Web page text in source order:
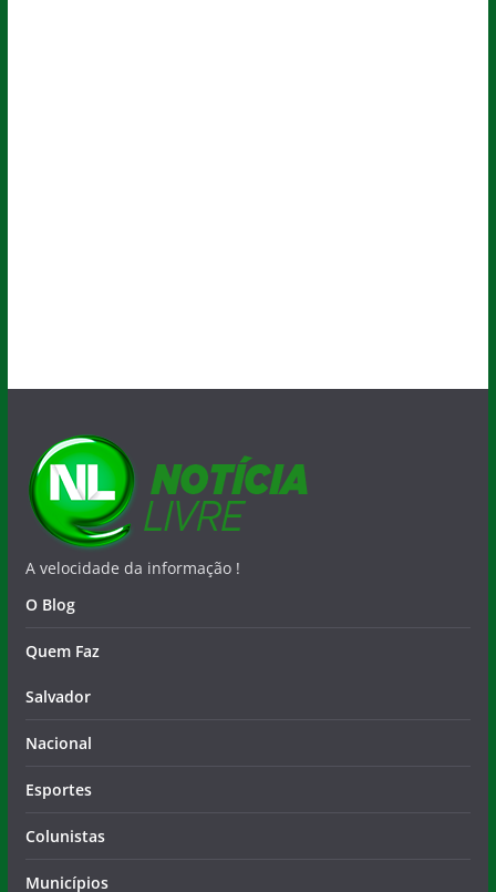
A velocidade da informação !
O Blog
Quem Faz
Salvador
Nacional
Esportes
Colunistas
Municípios